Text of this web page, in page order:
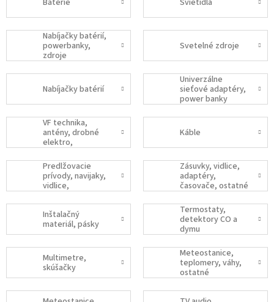
Nabíjačky batérií,
powerbanky,
zdroje
Svetelné zdroje
Nabíjačky batérií
Univerzálne
sieťové adaptéry,
power banky
VF technika,
antény, drobné
elektro,
príslušenstvo
Káble
Predlžovacie
prívody, navijaky,
vidlice,
príslušenstvo
Zásuvky, vidlice,
adaptéry,
časovače, ostatné
Inštalačný
materiál, pásky
Termostaty,
detektory CO a
dymu
Multimetre,
skúšačky
Meteostanice,
teplomery, váhy,
ostatné